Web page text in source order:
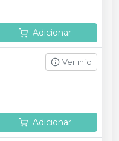
Adicionar
Ver info
Adicionar